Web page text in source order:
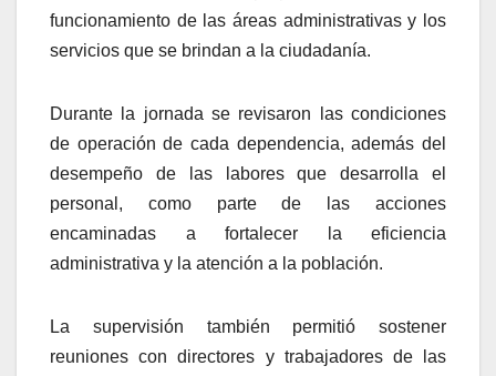
funcionamiento de las áreas administrativas y los
servicios que se brindan a la ciudadanía.
Durante la jornada se revisaron las condiciones
de operación de cada dependencia, además del
desempeño de las labores que desarrolla el
personal, como parte de las acciones
encaminadas a fortalecer la eficiencia
administrativa y la atención a la población.
La supervisión también permitió sostener
reuniones con directores y trabajadores de las